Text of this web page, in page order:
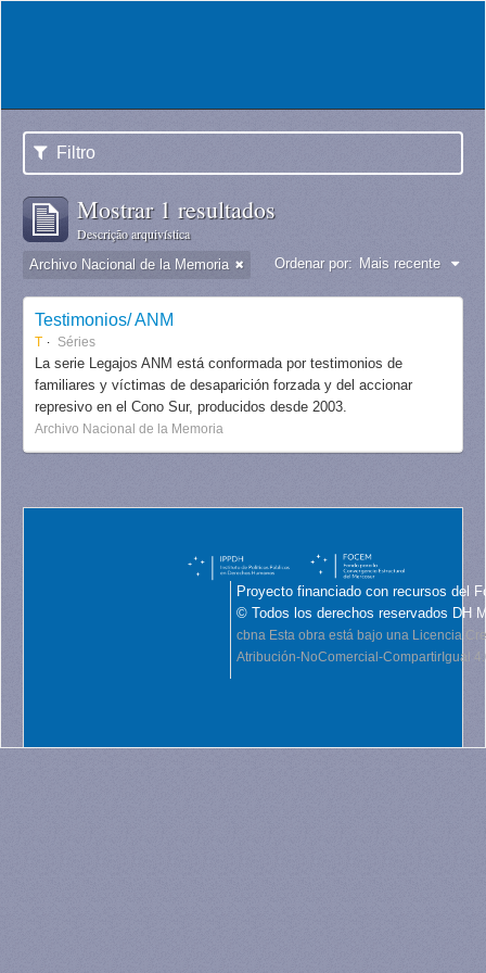
Filtro
Mostrar 1 resultados
Descrição arquivística
Archivo Nacional de la Memoria Ordenar por: Mais recente
Testimonios/ ANM
T Séries
La serie Legajos ANM está conformada por testimonios de
familiares y víctimas de desaparición forzada y del accionar
represivo en el Cono Sur, producidos desde 2003.
Archivo Nacional de la Memoria
Proyecto financiado con recursos del
© Todos los derechos reservados DH
cbna Esta obra está bajo una Licencia
Atribución-NoComercial-CompartirIgual